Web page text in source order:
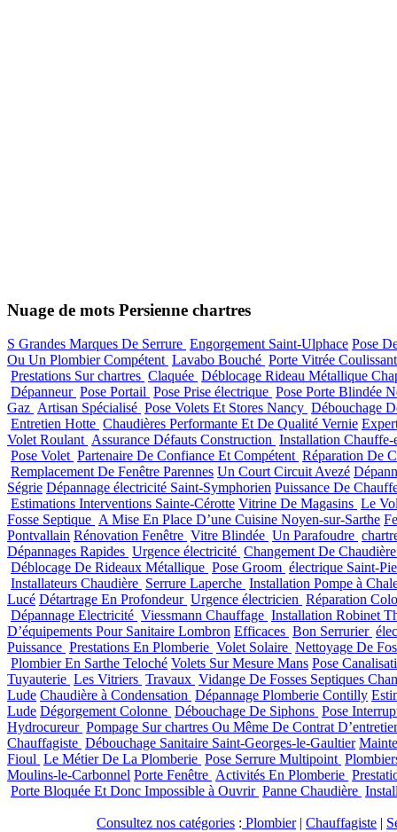
Nuage de mots Persienne chartres
S Grandes Marques De Serrure Engorgement Saint-Ulphace Pose
Ou Un Plombier Compétent Lavabo Bouché Porte Vitrée
Prestations Sur chartres Claquée Déblocage Rideau Métallique
Dépanneur Pose Portail Pose Prise électrique Pose Porte Blindée
Gaz Artisan Spécialisé Pose Volets Et Stores Nancy Débouchage
Entretien Hotte Chaudières Performante Et De Qualité Vernie
Volet Roulant Assurance Défauts Construction Installation
Pose Volet Partenaire De Confiance Et Compétent Réparation De
Remplacement De Fenêtre Parennes Un Court Circuit Avezé
Ségrie Dépannage électricité Saint-Symphorien Puissance De
Estimations Interventions Sainte-Cérotte Vitrine De Magasins Le
Fosse Septique A Mise En Place D’une Cuisine Noyen-sur-Sarthe
Pontvallain Rénovation Fenêtre Vitre Blindée Un Parafoudre
Dépannages Rapides Urgence électricité Changement De
Déblocage De Rideaux Métallique Pose Groom électrique Saint-
Installateurs Chaudière Serrure Laperche Installation Pompe à
Lucé Détartrage En Profondeur Urgence électricien Réparation
Dépannage Electricité Viessmann Chauffage Installation Robinet
D’équipements Pour Sanitaire Lombron Efficaces Bon Serrurier
Puissance Prestations En Plomberie Volet Solaire Nettoyage De
Plombier En Sarthe Teloché Volets Sur Mesure Mans Pose
Tuyauterie Les Vitriers Travaux Vidange De Fosses Septiques
Lude Chaudière à Condensation Dépannage Plomberie Contilly
Lude Dégorgement Colonne Débouchage De Siphons Pose
Hydrocureur Pompage Sur chartres Ou Même De Contrat
Chauffagiste Débouchage Sanitaire Saint-Georges-le-Gaultier
Fioul Le Métier De La Plomberie Pose Serrure Multipoint
Moulins-le-Carbonnel Porte Fenêtre Activités En Plomberie
Porte Bloquée Et Donc Impossible à Ouvrir Panne Chaudière
Consultez nos catégories : Plombier| Chauffagiste |